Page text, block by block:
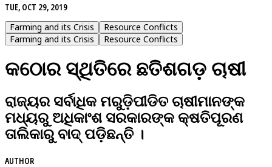
TUE, OCT 29, 2019
Farming and its Crisis
Resource Conflicts
Farming and its Crisis
Resource Conflicts
କଠୋର ସ୍ଥିତିରେ ଛତିଶଗଡ଼ ଚାଷୀ
ରାଜ୍ୟର ସର୍ବାଧିକ ମରୁଡ଼ିପୀଡିତ ଚାଷୀମାନଙ୍କ
ମଧ୍ୟରୁ ଅଧିକାଂଶ ସରକାରଙ୍କ କ୍ଷତିପୂରଣ
ତାଲିକାରୁ ବାଦ୍ ପଡ଼ିଛନ୍ତି ।
AUTHOR